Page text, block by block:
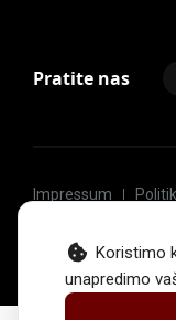
Koristimo
unapredimo
Pratite nas
Impressum